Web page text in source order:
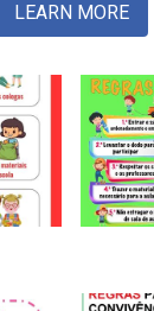
LEARN MORE